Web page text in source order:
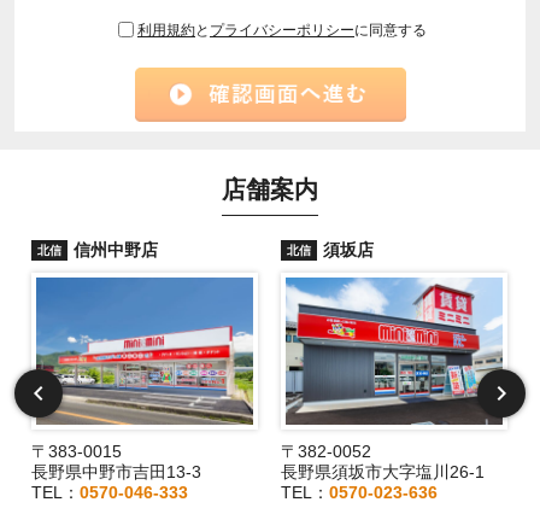
利用規約と プライバシーポリシーに同意する
店舗案内
北信 信州中野店
〒383-0015
長野県中野市吉田13-3
TEL： 0570-046-333
北信 須坂店
〒382-0052
長野県須坂市大字塩川26-1
TEL：0570-023-636